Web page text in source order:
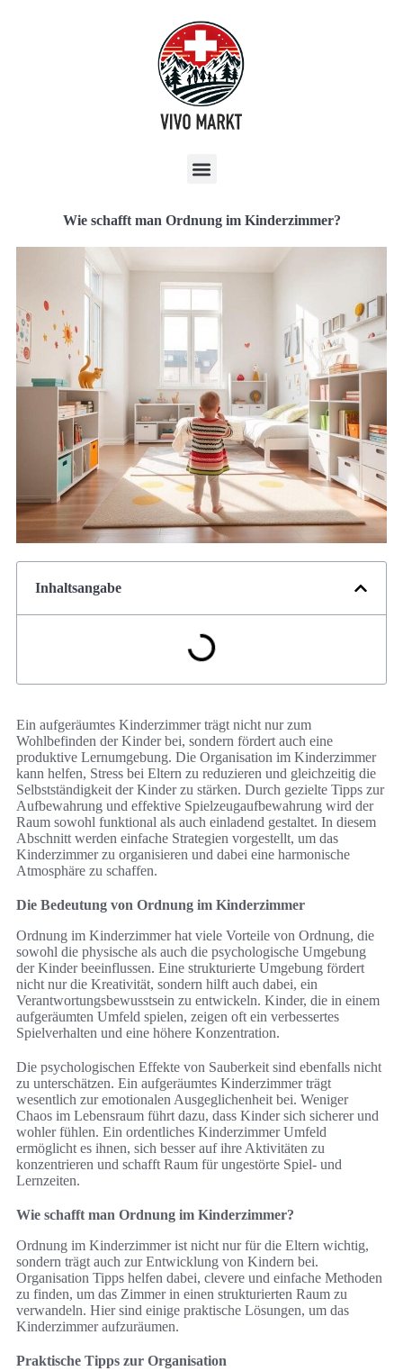
Wie schafft man Ordnung im Kinderzimmer?
Inhaltsangabe
Ein aufgeräumtes Kinderzimmer trägt nicht nur zum
Wohlbefinden der Kinder bei, sondern fördert auch eine
produktive Lernumgebung. Die Organisation im Kinderzimmer
kann helfen, Stress bei Eltern zu reduzieren und gleichzeitig die
Selbstständigkeit der Kinder zu stärken. Durch gezielte Tipps zur
Aufbewahrung und effektive Spielzeugaufbewahrung wird der
Raum sowohl funktional als auch einladend gestaltet. In diesem
Abschnitt werden einfache Strategien vorgestellt, um das
Kinderzimmer zu organisieren und dabei eine harmonische
Atmosphäre zu schaffen.
Die Bedeutung von Ordnung im Kinderzimmer
Ordnung im Kinderzimmer hat viele Vorteile von Ordnung, die
sowohl die physische als auch die psychologische Umgebung
der Kinder beeinflussen. Eine strukturierte Umgebung fördert
nicht nur die Kreativität, sondern hilft auch dabei, ein
Verantwortungsbewusstsein zu entwickeln. Kinder, die in einem
aufgeräumten Umfeld spielen, zeigen oft ein verbessertes
Spielverhalten und eine höhere Konzentration.
Die psychologischen Effekte von Sauberkeit sind ebenfalls nicht
zu unterschätzen. Ein aufgeräumtes Kinderzimmer trägt
wesentlich zur emotionalen Ausgeglichenheit bei. Weniger
Chaos im Lebensraum führt dazu, dass Kinder sich sicherer und
wohler fühlen. Ein ordentliches Kinderzimmer Umfeld
ermöglicht es ihnen, sich besser auf ihre Aktivitäten zu
konzentrieren und schafft Raum für ungestörte Spiel- und
Lernzeiten.
Wie schafft man Ordnung im Kinderzimmer?
Ordnung im Kinderzimmer ist nicht nur für die Eltern wichtig,
sondern trägt auch zur Entwicklung von Kindern bei.
Organisation Tipps helfen dabei, clevere und einfache Methoden
zu finden, um das Zimmer in einen strukturierten Raum zu
verwandeln. Hier sind einige praktische Lösungen, um das
Kinderzimmer aufzuräumen.
Praktische Tipps zur Organisation